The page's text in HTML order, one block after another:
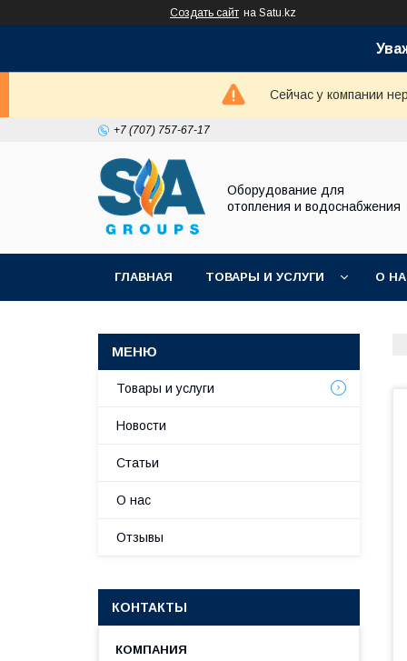
Создать сайт на Satu.kz
Сейчас у компании
+7 (707) 757-67-17
Оборудование для
отопления и водоснабжения
ГЛАВНАЯ ТОВАРЫ И УСЛУГИ О
Товары и услуги
Новости
Статьи
О нас
Отзывы
КОНТАКТЫ